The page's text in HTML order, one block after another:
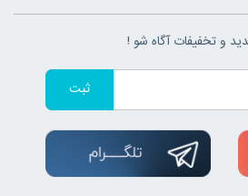
و تخفیفات آگاه شو !
ثبت